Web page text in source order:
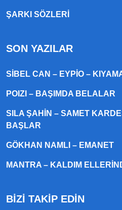
ŞARKI SÖZLERI
SON YAZILAR
SIBEL CAN – EYPIO –
POIZI – BAŞIMDA BELALAR
SILA ŞAHIN – SAMET
BAŞLAR
GÖKHAN NAMLI – EMANET
MANTRA – KALDIM
BİZİ TAKİP EDİN